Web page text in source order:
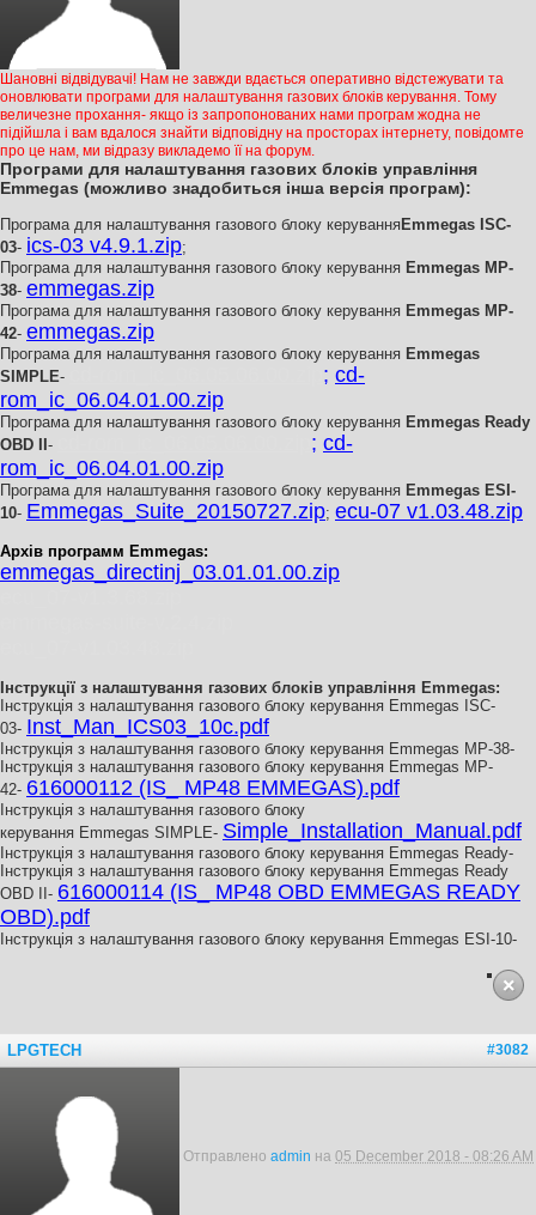
Шановні відвідувачі! Нам не завжди вдається оперативно відстежувати та
оновлювати програми для налаштування газових блоків керування. Тому
величезне прохання- якщо із запропонованих нами програм жодна не
підійшла і вам вдалося знайти відповідну на просторах інтернету, повідомте
про це нам, ми відразу викладемо її на форум.
Програми для налаштування газових блоків управління
Emmegas (можливо знадобиться інша версія програм):
Програма для налаштування газового блоку керуванняEmmegas ISC-
03- ics-03 v4.9.1.zip;
Програма для налаштування газового блоку керування Emmegas MP-
38- emmegas.zip
Програма для налаштування газового блоку керування Emmegas MP-
42- emmegas.zip
Програма для налаштування газового блоку керування Emmegas
SIMPLE- ; cd-
rom_ic_06.04.01.00.zip
Програма для налаштування газового блоку керування Emmegas Ready
OBD II - ; cd-
rom_ic_06.04.01.00.zip
Програма для налаштування газового блоку керування Emmegas ESI-
10- Emmegas_Suite_20150727.zip; ecu-07 v1.03.48.zip
Архів программ Emmegas:
emmegas_directinj_03.01.01.00.zip
Інструкції з налаштування газових блоків управління Emmegas:
Інструкція з налаштування газового блоку керування Emmegas ISC-
03- Inst_Man_ICS03_10c.pdf
Інструкція з налаштування газового блоку керування Emmegas MP-38-
Інструкція з налаштування газового блоку керування Emmegas MP-
42- 616000112 (IS_ MP48 EMMEGAS).pdf
Інструкція з налаштування газового блоку
керування Emmegas SIMPLE- Simple_Installation_Manual.pdf
Інструкція з налаштування газового блоку керування Emmegas Ready-
Інструкція з налаштування газового блоку керування Emmegas Ready
OBD II- 616000114 (IS_ MP48 OBD EMMEGAS READY
OBD).pdf
Інструкція з налаштування газового блоку керування Emmegas ESI-10-
#3082
LPGTECH
Отправлено admin на 05 December 2018 - 08:26 AM